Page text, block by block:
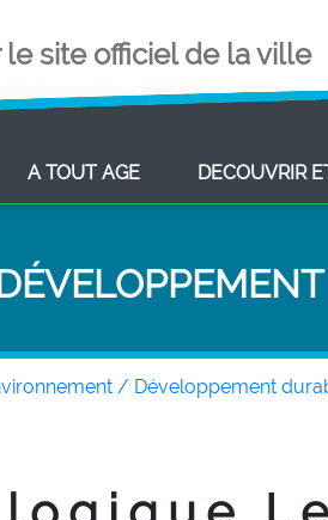
le site officiel de la ville
A TOUT AGE(CURRENT)DECOUVRIR
/ Développement